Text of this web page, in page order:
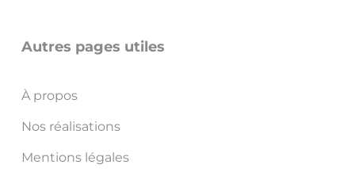
Autres pages utiles
À propos
Nos réalisations
Mentions légales